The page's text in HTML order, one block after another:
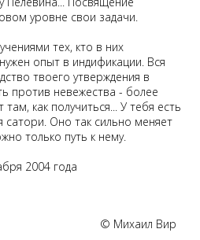
уровне свои задачи.
тех, кто в них
опыт в индификации. Вся
твоего утверждения в
против невежества - более
как получиться... У тебя есть
сатори. Оно так сильно меняет
только путь к нему.
2004 года
© Михаил Вир